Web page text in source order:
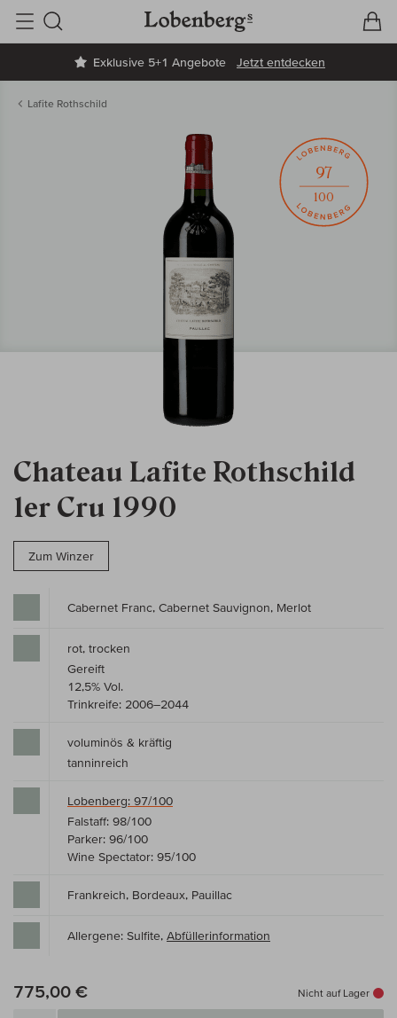
Exklusive 5+1 Angebote Jetzt entdecken
Suche
Lafite Rothschild
Chateau Lafite Rothschild
1er Cru 1990
Zum Winzer
97
100
Cabernet Franc, Cabernet Sauvignon, Merlot
rot, trocken
Gereift
12,5% Vol.
Trinkreife: 2006–2044
voluminös & kräftig
tanninreich
Lobenberg: 97/100
Falstaff: 98/100
Parker: 96/100
Wine Spectator: 95/100
Frankreich, Bordeaux, Pauillac
Allergene: Sulfite, Abfüllerinformation
775,00 € Nicht auf Lager